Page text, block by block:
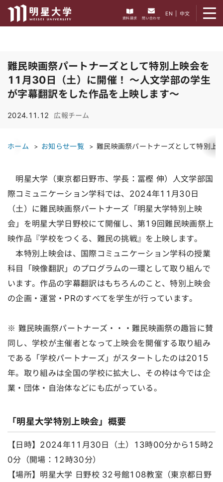
資料請求 問い合わせ
EN 中文
難民映画祭パートナーズとして特別上映会を
11月30日（土）に開催！ ～人文学部の学生
が字幕翻訳をした作品を上映します～
2024.11.12 広報チーム
ホーム お知らせ一覧 難民映画祭パートナーズとして特別上
明星大学（東京都日野市、学長：冨樫 伸）人文学部国
際コミュニケーション学科では、2024年11月30日
（土）に難民映画祭パートナーズ「明星大学特別上映
会」を明星大学日野校にて開催し、第19回難民映画祭上
映作品『学校をつくる、難民の挑戦』を上映します。
本特別上映会は、国際コミュニケーション学科の授業
科目「映像翻訳」のプログラムの一環として取り組んで
います。作品の字幕翻訳はもちろんのこと、特別上映会
の企画・運営・PRのすべてを学生が行っています。
※ 難民映画祭パートナーズ・・・難民映画祭の趣旨に賛
同し、学校が主催者となって上映会を開催する取り組み
である「学校パートナーズ」がスタートしたのは2015
年。取り組みは全国の学校に拡大し、その枠は今では企
業・団体・自治体などにも広がっている。
「明星大学特別上映会」概要
【日時】2024年11月30日（土）13時00分から15時2
0分（開場：12時30分）
【場所】明星大学 日野校 32号館108教室（東京都日野